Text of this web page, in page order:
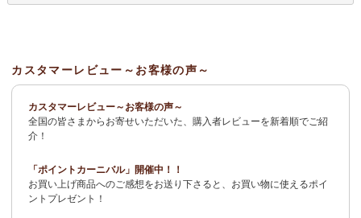
3/11：リボン付きブラウス アレンジいろいろ9way仕様！新入
3/11：イレギュラーヘム タックスカート
イクオリティ◇で仕立てた新作登場！『ニッポンの技×アフリカの
2/4： 長財布L字ファスナー～キテンゲ本革仕立て
～キテンゲ◇ハ
2/3： キテンゲ本革 名刺ケース～キテンゲ◇ハイクオリティ◇で
仕立てた新作登場！『ニッポンの技×アフリカの色』
カスタマーレビュー～お客様の声～
カスタマーレビュー～お客様の声～
全国の皆さまからお寄せいただいた、購入者レビューを新着順でご紹
介！
「ポイントカーニバル」開催中！！
お買い上げ商品へのご感想をお送り下さると、お買い物に使えるポイ
ントプレゼント！